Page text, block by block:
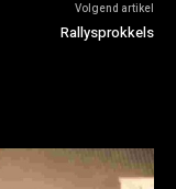
Volgend artikel
Rallysprokkels